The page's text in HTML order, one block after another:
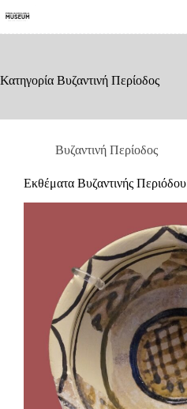
στο
περιεχόμενο
Κατηγορία Βυζαντινή Περίοδος
Βυζαντινή Περίοδος
Εκθέματα Βυζαντινής Περιόδου